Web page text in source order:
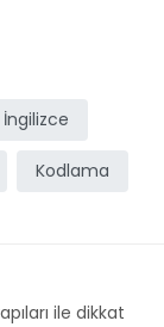
İngilizce
Kodlama
ile dikkat